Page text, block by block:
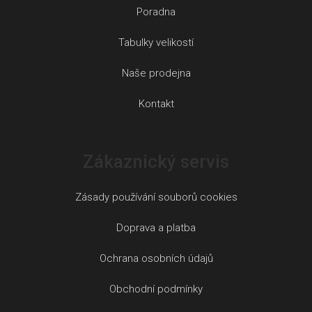
Poradna
Tabulky velikostí
Naše prodejna
Kontakt
Zásady používání souborů cookies
Doprava a platba
Ochrana osobních údajů
Obchodní podmínky